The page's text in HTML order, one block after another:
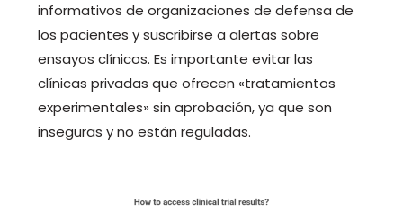
informativos de organizaciones de defensa de
los pacientes y suscribirse a alertas sobre
ensayos clínicos. Es importante evitar las
clínicas privadas que ofrecen «tratamientos
experimentales» sin aprobación, ya que son
inseguras y no están reguladas.